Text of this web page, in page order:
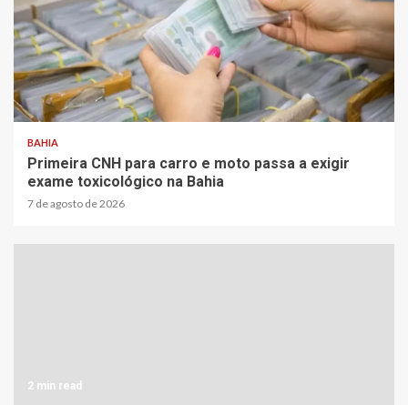
2 min read
BAHIA
Primeira CNH para carro e moto passa a exigir
exame toxicológico na Bahia
7 de agosto de 2026
2 min read